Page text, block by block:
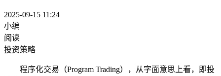
2025-09-15 11:24
小编
阅读
投资策略
程序化交易（Program Trading），从字面意思上看，即投